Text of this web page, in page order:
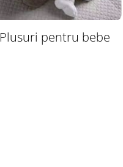
Plusuri pentru bebe